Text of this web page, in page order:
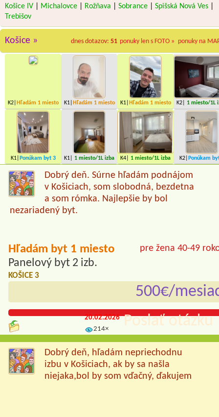
Košice IV
Michalovce Rožňava Sobrance Spišská Nová Ves
Trebišov
dnes dotazov: 51 ponuky len s FOTO » ponuky na
Košice »
K2| Hľadám 1 miesto K1| Hľadám 1 miesto K1| Hľadám 1 miesto K2| 1 miesto/1L
K1| Ponúkam byt 3
miesta
K1| 1 miesto/1L izba K4| 1 miesto/1L izba K2| Ponúkam
Dobrý deň. Súrne hľadám podnájom
v Košiciach, som slobodná, bezdetna
a som rómka. Najlepšie by bol
nezariadený byt.
pre žena 40-49
Hľadám byt 1 miesto
Panelový byt 2 izb.
KOŠICE 3
500€/
Poslať otázku
20.02.2026
214×
Dobrý deň, hľadám nepriechodnu
izbu v Košiciach, ak by sa našla
niejaka,bol by som vďačný, ďakujem